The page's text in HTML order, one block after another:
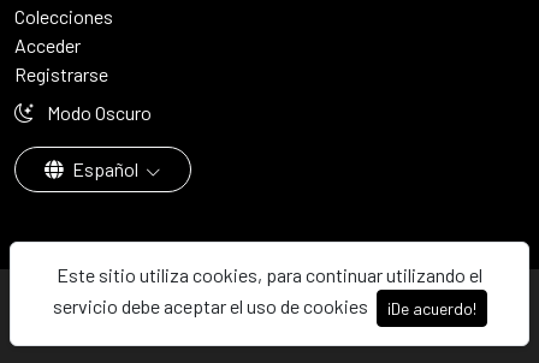
Este sitio utiliza cookies, para continuar utilizando el
servicio debe aceptar el uso de cookies
¡De acuerdo!
Colecciones
Acceder
Registrarse
Modo Oscuro
Español
© 2026 - Dibujalia ha sido ⚙️ con ♥️ en ABC · Castilla-La Mancha ·
España